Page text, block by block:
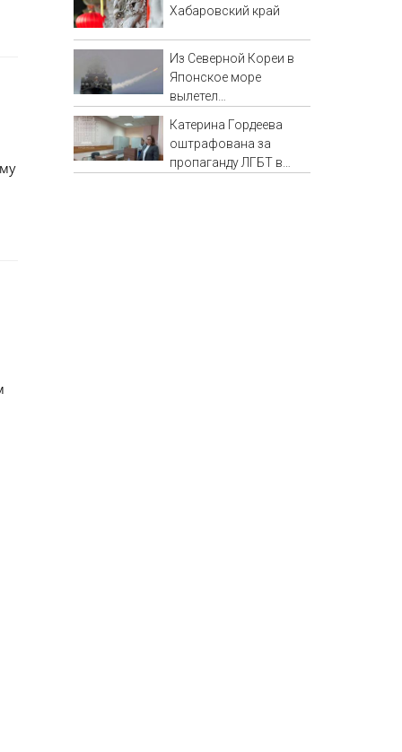
Хабаровский край
Из Северной Кореи в
Японское море
вылетел
Катерина Гордеева
оштрафована за
пропаганду ЛГБТ в